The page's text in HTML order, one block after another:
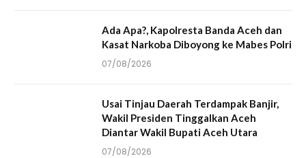
Ada Apa?, Kapolresta Banda Aceh dan
Kasat Narkoba Diboyong ke Mabes Polri
07/08/2026
Usai Tinjau Daerah Terdampak Banjir,
Wakil Presiden Tinggalkan Aceh
Diantar Wakil Bupati Aceh Utara
07/08/2026